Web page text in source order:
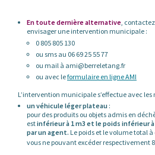
En toute dernière alternative , contactez
envisager une intervention municipale :
0 805 805 130
ou sms au 06 69 25 55 77
ou mail à ami@berreletang.fr
ou avec leformulaire en ligne AMI
L’intervention municipale s’effectue avec les
un véhicule léger plateau :
pour des produits ou objets admis en
estinférieur à 1 m3 et le poids inférieur
par un agent. Le poids et le volume total
vous ne pouvant excéder respectivement